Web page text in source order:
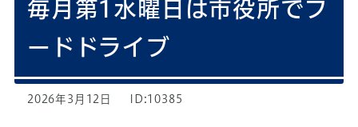
毎月第1水曜日は市役所でフ
ードドライブ
2026年3月12日 ID:10385